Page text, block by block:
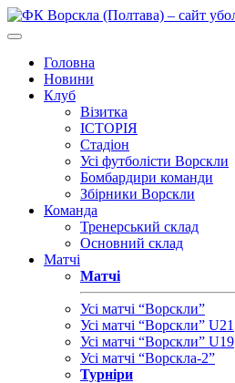
Головна
Новини
Клуб
Візитка
ІСТОРІЯ
Стадіон
Усі футболісти Ворскли
Бомбардири команди
Збірники Ворскли
Команда
Тренерський склад
Основний склад
Матчі
Матчі
Усі матчі “Ворскли”
Усі матчі “Ворскли” U21
Усі матчі “Ворскли” U19
Усі матчі “Ворскла-2”
Турніри